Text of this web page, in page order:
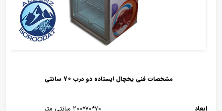
مشخصات فنی یخچال ایستاده دو درب 70 سانتی
ابعاد 70*70*200 سانتی متر